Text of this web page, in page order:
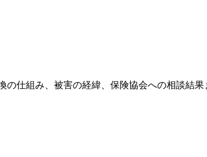
仕組み、被害の経緯、保険協会への相談結